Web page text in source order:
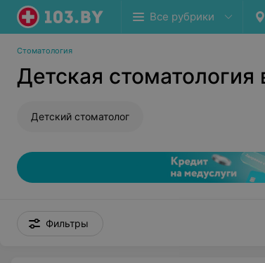
Все рубрики
Стоматология
Детская
Детский стоматолог
Фильтры